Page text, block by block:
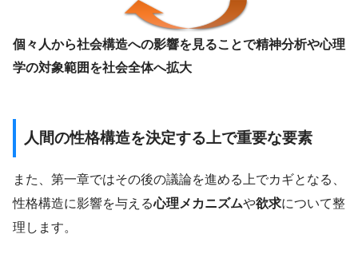
個々人から社会構造への影響を見ることで精神分析や心理
学の対象範囲を社会全体へ拡大
人間の性格構造を決定する上で重要な要素
また、第一章ではその後の議論を進める上でカギとなる、
性格構造に影響を与える心理メカニズムや欲求について整
理します。